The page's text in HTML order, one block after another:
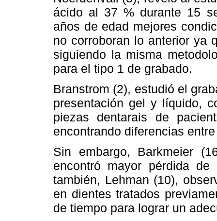
ácido al 37 % durante 15
años de edad mejores
no corroboran lo anterior ya
siguiendo la misma
para el tipo 1 de grabado.
Branstrom (2), estudió el
presentación gel y líquido,
piezas dentarais de
encontrando diferencias
Sin embargo, Barkmeier
encontró mayor pérdida
también, Lehman (10),
en dientes tratados
de tiempo para lograr un